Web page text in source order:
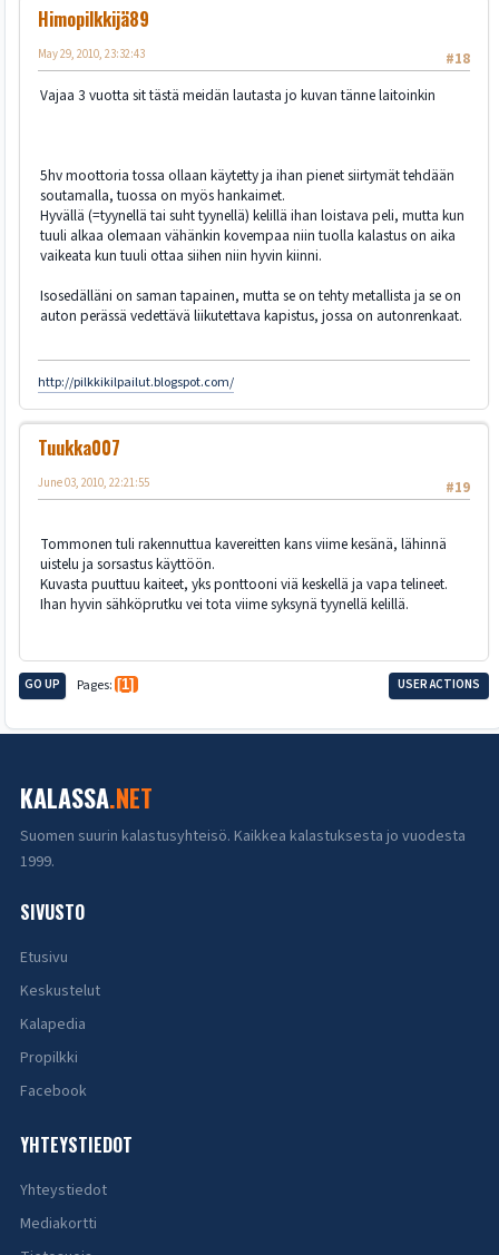
Himopilkkijä89
#18
May 29, 2010, 23:32:43
Vajaa 3 vuotta sit tästä meidän lautasta jo kuvan tänne laitoinkin
5hv moottoria tossa ollaan käytetty ja ihan pienet siirtymät tehdään
soutamalla, tuossa on myös hankaimet.
Hyvällä (=tyynellä tai suht tyynellä) kelillä ihan loistava peli, mutta kun
tuuli alkaa olemaan vähänkin kovempaa niin tuolla kalastus on aika
vaikeata kun tuuli ottaa siihen niin hyvin kiinni.
Isosedälläni on saman tapainen, mutta se on tehty metallista ja se on
auton perässä vedettävä liikutettava kapistus, jossa on autonrenkaat.
http://pilkkikilpailut.blogspot.com/
Tuukka007
#19
June 03, 2010, 22:21:55
Tommonen tuli rakennuttua kavereitten kans viime kesänä, lähinnä
uistelu ja sorsastus käyttöön.
Kuvasta puuttuu kaiteet, yks ponttooni viä keskellä ja vapa telineet.
Ihan hyvin sähköprutku vei tota viime syksynä tyynellä kelillä.
GO UP Pages 1 USER ACTIONS
KALASSA.NET
Suomen suurin kalastusyhteisö. Kaikkea kalastuksesta jo vuodesta
1999.
SIVUSTO
Etusivu
Keskustelut
Kalapedia
Propilkki
Facebook
YHTEYSTIEDOT
Yhteystiedot
Mediakortti